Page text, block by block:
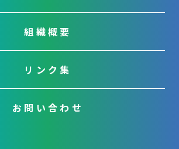
組織概要
リンク集
お問い合わせ